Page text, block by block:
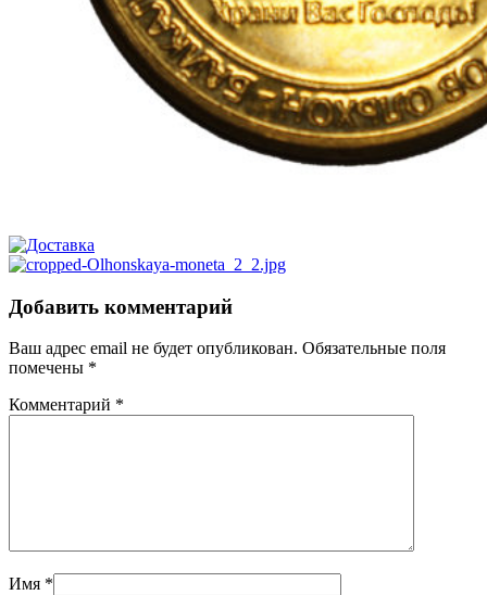
Добавить комментарий
Ваш адрес email не будет опубликован. Обязательные поля
помечены *
Комментарий *
Имя *